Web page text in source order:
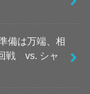
備は万端、相
戦 vs. シャ